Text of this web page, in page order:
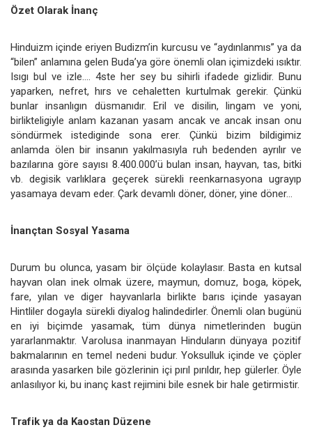
Özet Olarak İnanç
Hinduizm içinde eriyen Budizm’in kurcusu ve “aydınlanmıs” ya da
“bilen” anlamına gelen Buda’ya göre önemli olan içimizdeki ısıktır.
Isıgı bul ve izle…. 4ste her sey bu sihirli ifadede gizlidir. Bunu
yaparken, nefret, hırs ve cehaletten kurtulmak gerekir. Çünkü
bunlar insanlıgın düsmanıdır. Eril ve disilin, lingam ve yoni,
birlikteligiyle anlam kazanan yasam ancak ve ancak insan onu
söndürmek istediginde sona erer. Çünkü bizim bildigimiz
anlamda ölen bir insanın yakılmasıyla ruh bedenden ayrılır ve
bazılarına göre sayısı 8.400.000’ü bulan insan, hayvan, tas, bitki
vb. degisik varlıklara geçerek sürekli reenkarnasyona ugrayıp
yasamaya devam eder. Çark devamlı döner, döner, yine döner…
İnançtan Sosyal Yasama
Durum bu olunca, yasam bir ölçüde kolaylasır. Basta en kutsal
hayvan olan inek olmak üzere, maymun, domuz, boga, köpek,
fare, yılan ve diger hayvanlarla birlikte barıs içinde yasayan
Hintliler dogayla sürekli diyalog halindedirler. Önemli olan bugünü
en iyi biçimde yasamak, tüm dünya nimetlerinden bugün
yararlanmaktır. Varolusa inanmayan Hinduların dünyaya pozitif
bakmalarının en temel nedeni budur. Yoksulluk içinde ve çöpler
arasında yasarken bile gözlerinin içi pırıl pırıldır, hep gülerler. Öyle
anlasılıyor ki, bu inanç kast rejimini bile esnek bir hale getirmistir.
Trafik ya da Kaostan Düzene